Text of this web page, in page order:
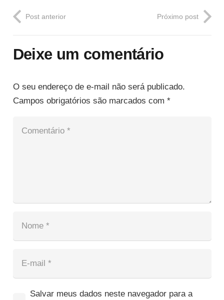
Post anterior Próximo post
Deixe um comentário
O seu endereço de e-mail não será publicado.
Campos obrigatórios são marcados com *
Salvar meus dados neste navegador para a